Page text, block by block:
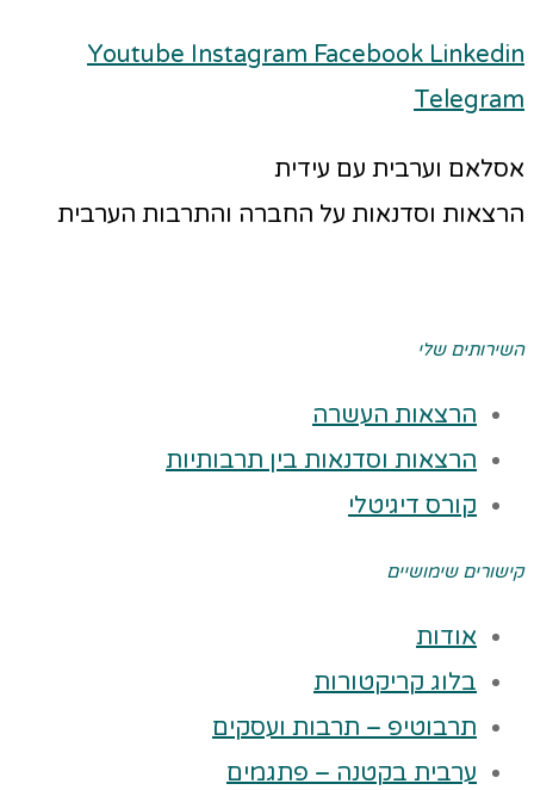
Youtube Instagram Facebook Linkedin
Telegram
אסלאם וערבית עם עידית
הרצאות וסדנאות על החברה והתרבות הערבית
השירותים שלי
הרצאות העשרה
הרצאות וסדנאות בין תרבותיות
קורס דיגיטלי
קישורים שימושיים
אודות
בלוג קריקטורות
תרבוטיפ – תרבות ועסקים
ערבית בקטנה – פתגמים